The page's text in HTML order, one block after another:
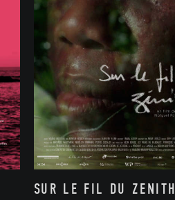
SUR LE FIL DU ZENITH